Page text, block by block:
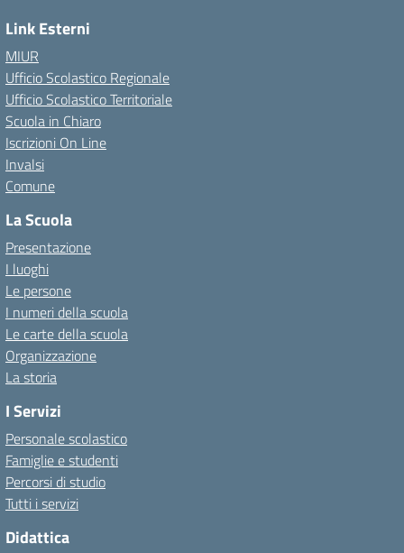
Link Esterni
MIUR
Ufficio Scolastico Regionale
Ufficio Scolastico Territoriale
Scuola in Chiaro
Iscrizioni On Line
Invalsi
Comune
La Scuola
Presentazione
I luoghi
Le persone
I numeri della scuola
Le carte della scuola
Organizzazione
La storia
I Servizi
Personale scolastico
Famiglie e studenti
Percorsi di studio
Tutti i servizi
Didattica